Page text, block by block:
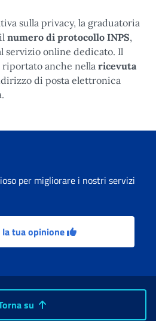
sulla privacy, la graduatoria
numero di protocollo INPS,
servizio online dedicato. Il
anche nella ricevuta
di posta elettronica
per migliorare i nostri servizi
la tua opinione
su